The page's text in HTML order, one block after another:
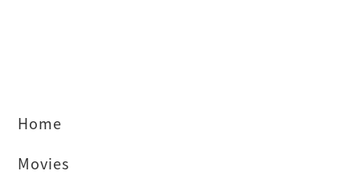
Home
Movies